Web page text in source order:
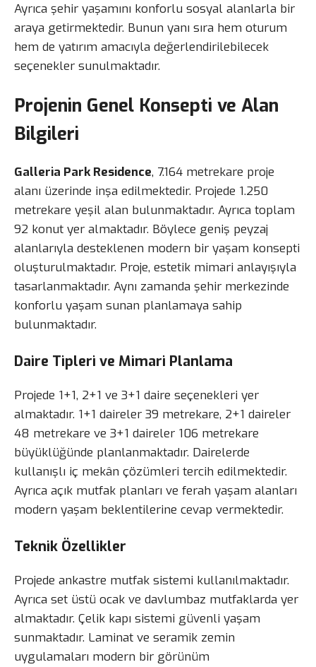
Ayrıca şehir yaşamını konforlu sosyal alanlarla bir
araya getirmektedir. Bunun yanı sıra hem oturum
hem de yatırım amacıyla değerlendirilebilecek
seçenekler sunulmaktadır.
Projenin Genel Konsepti ve Alan
Bilgileri
Galleria Park Residence, 7.164 metrekare proje
alanı üzerinde inşa edilmektedir. Projede 1.250
metrekare yeşil alan bulunmaktadır. Ayrıca toplam
92 konut yer almaktadır. Böylece geniş peyzaj
alanlarıyla desteklenen modern bir yaşam konsepti
oluşturulmaktadır. Proje, estetik mimari anlayışıyla
tasarlanmaktadır. Aynı zamanda şehir merkezinde
konforlu yaşam sunan planlamaya sahip
bulunmaktadır.
Daire Tipleri ve Mimari Planlama
Projede 1+1, 2+1 ve 3+1 daire seçenekleri yer
almaktadır. 1+1 daireler 39 metrekare, 2+1 daireler
48 metrekare ve 3+1 daireler 106 metrekare
büyüklüğünde planlanmaktadır. Dairelerde
kullanışlı iç mekân çözümleri tercih edilmektedir.
Ayrıca açık mutfak planları ve ferah yaşam alanları
modern yaşam beklentilerine cevap vermektedir.
Teknik Özellikler
Projede ankastre mutfak sistemi kullanılmaktadır.
Ayrıca set üstü ocak ve davlumbaz mutfaklarda yer
almaktadır. Çelik kapı sistemi güvenli yaşam
sunmaktadır. Laminat ve seramik zemin
uygulamaları modern bir görünüm